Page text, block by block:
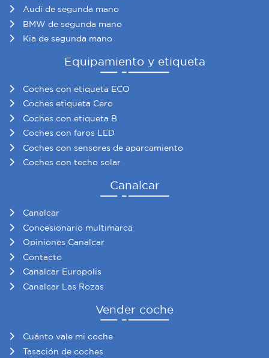
Audi de segunda mano
BMW de segunda mano
Kia de segunda mano
Equipamiento y etiqueta
Coches con etiqueta ECO
Coches etiqueta Cero
Coches con etiqueta B
Coches con faros LED
Coches con sensores de aparcamiento
Coches con techo solar
Canalcar
Canalcar
Concesionario multimarca
Opiniones Canalcar
Contacto
Canalcar Europolis
Canalcar Las Rozas
Vender coche
Cuánto vale mi coche
Tasación de coches